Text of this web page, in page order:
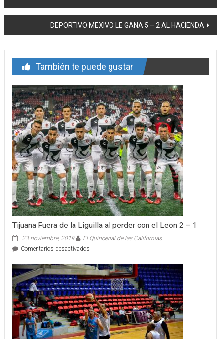
de
entradaDEPORTIVO MEXIVO LE GANA 5 – 2 AL HACIENDA
También te puede gustar
Tijuana Fuera de la Liguilla al perder con el Leon 2 – 1
23 noviembre, 2019
El Quincenal de las Californias
Comentarios desactivadosen
Fuera
de
la
Liguilla
al
perder
con
el
Leon